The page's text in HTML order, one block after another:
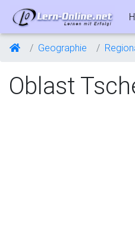
Geographie
Oblast